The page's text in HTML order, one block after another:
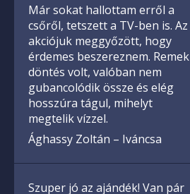
Már sokat hallottam erről a
csőről, tetszett a TV-ben is. Az
akciójuk meggyőzött, hogy
érdemes beszereznem. Remek
döntés volt, valóban nem
gubancolódik össze és elég
hosszúra tágul, mihelyt
megtelik vízzel.
Ághassy Zoltán – Iváncsa
Szuper jó az ajándék! Van pár